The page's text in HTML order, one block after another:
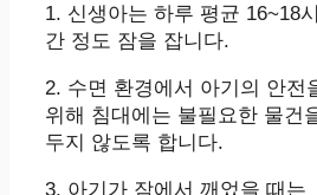
1. 신생아는 하루 평균 16~18시
간 정도 잠을 잡니다.
2. 수면 환경에서 아기의 안전
위해 침대에는 불필요한 물건
두지 않도록 합니다.
3. 아기가 잠에서 깨었을 때는